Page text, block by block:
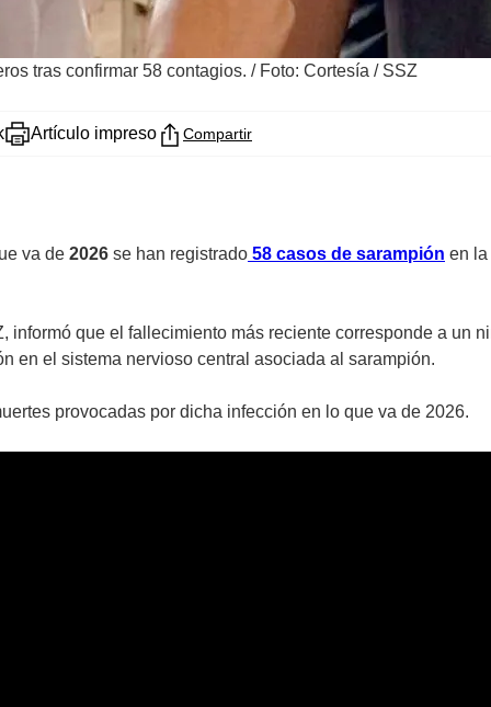
tras confirmar 58 contagios. / Foto: Cortesía / SSZ
Artículo impreso Compartir
va de 2026 se han registrado 58 casos de sarampión en la
informó que el fallecimiento más reciente corresponde a un
en el sistema nervioso central asociada al sarampión.
provocadas por dicha infección en lo que va de 2026.